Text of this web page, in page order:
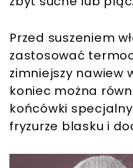
Przed suszeniem
zastosować
zimniejszy nawiew
koniec można
końcówki
fryzurze blasku i